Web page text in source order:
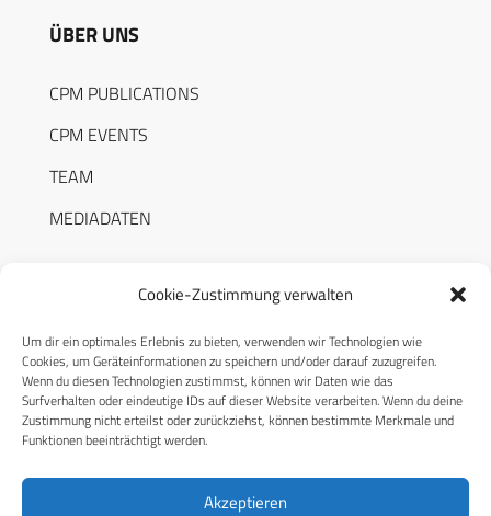
Cookie-Zustimmung verwalten
Um dir ein optimales Erlebnis zu bieten, verwenden wir Technologien wie
Cookies, um Geräteinformationen zu speichern und/oder darauf zuzugreifen.
Wenn du diesen Technologien zustimmst, können wir Daten wie das
Surfverhalten oder eindeutige IDs auf dieser Website verarbeiten. Wenn du deine
Zustimmung nicht erteilst oder zurückziehst, können bestimmte Merkmale und
Funktionen beeinträchtigt werden.
Akzeptieren
ÜBER UNS
CPM PUBLICATIONS
CPM EVENTS
TEAM
MEDIADATEN
RECHTLICHES
Datenschutzerklärung
Cookie-Richtlinie (EU)